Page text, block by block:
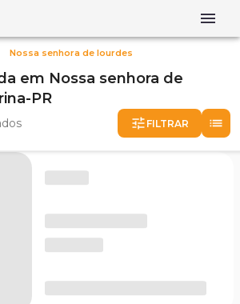
Nossa senhora de lourdes
em Nossa senhora de
PR
FILTRAR